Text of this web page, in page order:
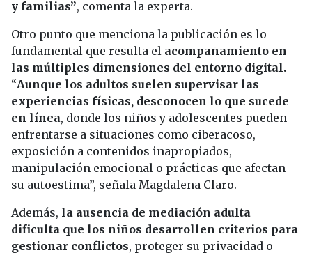
y familias”, comenta la experta.
Otro punto que menciona la publicación es lo
fundamental que resulta el acompañamiento en
las múltiples dimensiones del entorno digital.
“Aunque los adultos suelen supervisar las
experiencias físicas, desconocen lo que sucede
en línea, donde los niños y adolescentes pueden
enfrentarse a situaciones como ciberacoso,
exposición a contenidos inapropiados,
manipulación emocional o prácticas que afectan
su autoestima”, señala Magdalena Claro.
Además, la ausencia de mediación adulta
dificulta que los niños desarrollen criterios para
gestionar conflictos, proteger su privacidad o